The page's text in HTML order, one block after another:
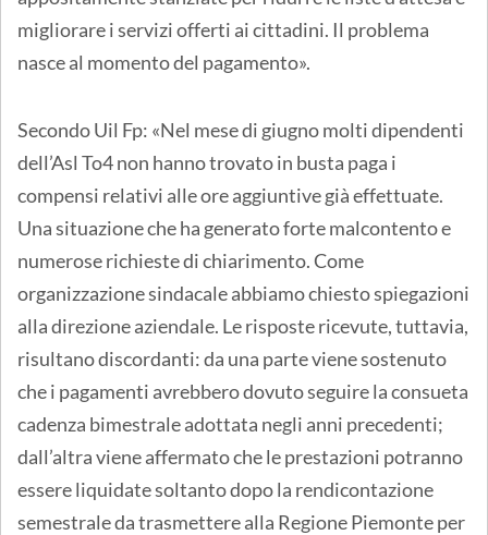
migliorare i servizi offerti ai cittadini. Il problema
nasce al momento del pagamento».
Secondo Uil Fp: «Nel mese di giugno molti dipendenti
dell’Asl To4 non hanno trovato in busta paga i
compensi relativi alle ore aggiuntive già effettuate.
Una situazione che ha generato forte malcontento e
numerose richieste di chiarimento. Come
organizzazione sindacale abbiamo chiesto spiegazioni
alla direzione aziendale. Le risposte ricevute, tuttavia,
risultano discordanti: da una parte viene sostenuto
che i pagamenti avrebbero dovuto seguire la consueta
cadenza bimestrale adottata negli anni precedenti;
dall’altra viene affermato che le prestazioni potranno
essere liquidate soltanto dopo la rendicontazione
semestrale da trasmettere alla Regione Piemonte per